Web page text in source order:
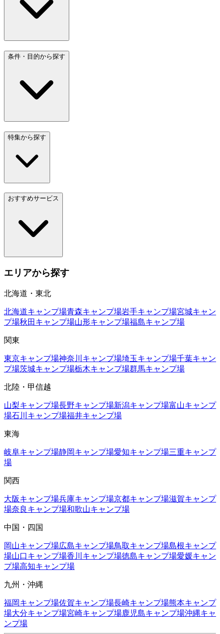
条件・目的から探す
特集から探す
おすすめサービス
エリアから探す
北海道・東北
北海道キャンプ場青森キャンプ場岩手キャンプ場宮城キャン
プ場秋田 キャンプ場山形キャンプ場福島キャンプ場
関東
東京キャンプ場神奈川 キャンプ場埼玉キャンプ場千葉キャン
プ場茨城キャンプ場栃木キャンプ場群馬キャンプ場
北陸・甲信越
山梨キャンプ場長野キャンプ場新潟キャンプ場富山キャンプ
場石川 キャンプ場福井キャンプ場
東海
岐阜キャンプ場静岡キャンプ場愛知キャンプ場三重キャンプ
場
関西
大阪キャンプ場兵庫キャンプ場京都キャンプ場滋賀キャンプ
場奈良 キャンプ場和歌山キャンプ場
中国・四国
岡山キャンプ場広島キャンプ場鳥取キャンプ場島根キャンプ
場山口キャンプ場香川 キャンプ場徳島キャンプ場愛媛キャン
プ場高知キャンプ場
九州・沖縄
福岡キャンプ場佐賀キャンプ場長崎キャンプ場熊本キャンプ
場大分キャンプ場宮崎キャンプ場鹿児島キャンプ場沖縄キャ
ンプ場